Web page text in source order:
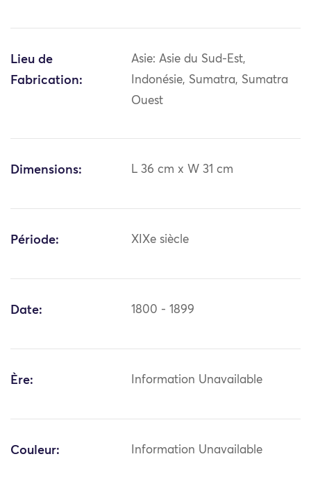
Lieu de
Fabrication:
Asie: Asie du Sud-Est,
Indonésie, Sumatra, Sumatra
Ouest
Dimensions: L 36 cm x W 31 cm
Période: XIXe siècle
Date: 1800 - 1899
Ère: Information Unavailable
Couleur: Information Unavailable